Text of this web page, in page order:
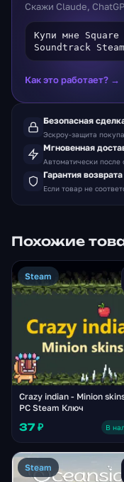
Скажи Claude,
Купи мне
Soundtrack
Как это работает? →
Безопасная
Эскроу-защита
Мгновенная
Автоматически после
Гарантия возврата
Если товар не
Похожие
Steam
Crazy indian - Minion
PC Steam Ключ
37 ₽ В
Steam